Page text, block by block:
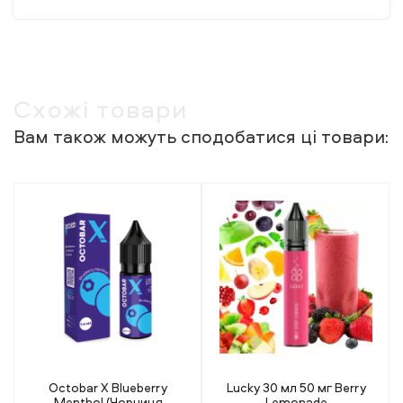
Вам також можуть сподобатися ці товари:
Lucky 30 мл 50 мг Berry
Flavorlab Rainberry Apple